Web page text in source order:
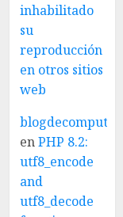
inhabilitado
su
reproducción
en otros sitios
web
enPHP 8.2:
utf8_encode
and
utf8_decode